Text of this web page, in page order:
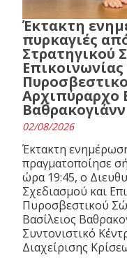
Έκτακτη
πυρκαγιές
Στρατηγικού
Αρχιπύραρχο
02/08/2026
Έκτακτη
πραγματοποίησε
ώρα 19:45, ο
Σχεδιασμού και
Πυροσβεστικού
Βασίλειος
Συντονιστικό
Διαχείρισης